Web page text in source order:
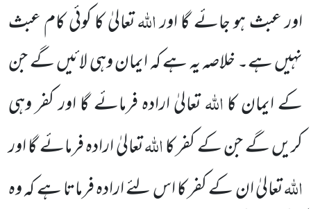
اور عبث ہو جائے گا اوراللہتعالیٰ کا کوئی کام عبث
نہیں ہے۔ خلاصہ یہ ہے کہ ایمان وہی لائیں گے جن
کے ایمان کااللہتعالیٰ ارادہ فرمائے گا اور کفر وہی
کریں گے جن کے کفر کااللہتعالیٰ ارادہ فرمائے گا اور
اللہتعالیٰ ان کے کفر کا اس لئے ارادہ فرماتا ہے کہ وہ